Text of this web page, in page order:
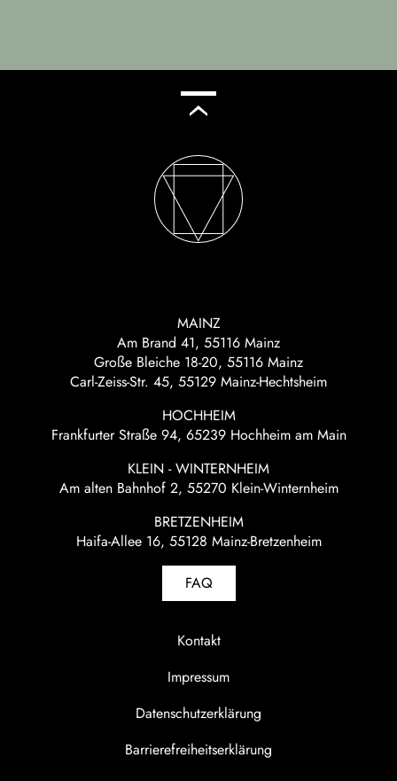
MAINZ
Am Brand 41, 55116 Mainz
Große Bleiche 18-20, 55116 Mainz
Carl-Zeiss-Str. 45, 55129 Mainz-Hechtsheim
HOCHHEIM
Frankfurter Straße 94, 65239 Hochheim am Main
KLEIN - WINTERNHEIM
Am alten Bahnhof 2, 55270 Klein-Winternheim
BRETZENHEIM
Haifa-Allee 16, 55128 Mainz-Bretzenheim
FAQ
Kontakt
Impressum
Datenschutzerklärung
Barrierefreiheitserklärung